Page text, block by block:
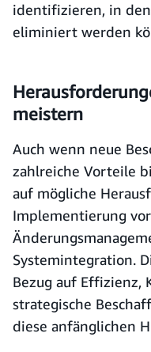
identifizieren, in
eliminiert werden
meistern
Auch wenn neue
zahlreiche Vorteile
auf mögliche
Implementierung
Systemintegration.
Bezug auf Effizienz,
strategische
diese anfänglichen